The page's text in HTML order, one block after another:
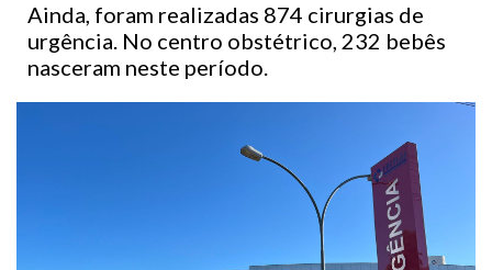
Ainda, foram realizadas 874 cirurgias de
urgência. No centro obstétrico, 232 bebês
nasceram neste período.